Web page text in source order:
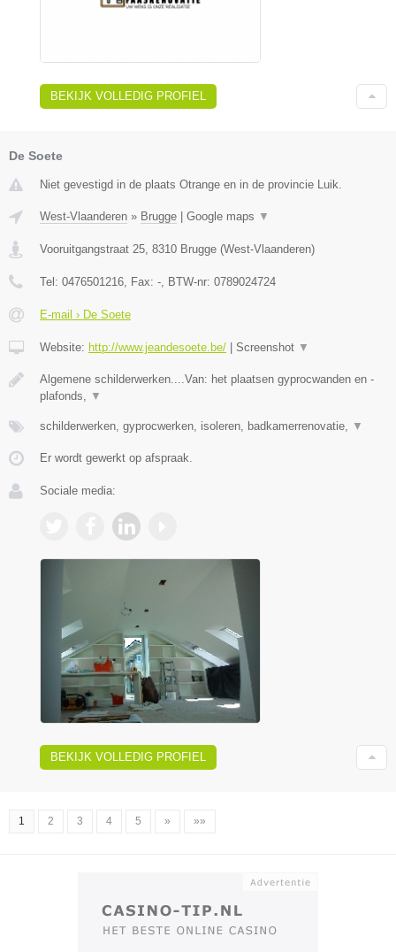
BEKIJK VOLLEDIG PROFIEL
De Soete
Niet gevestigd in de plaats Otrange en in de provincie Luik.
West-Vlaanderen » Brugge Google maps ▼
Vooruitgangstraat 25 8310 Brugge (West-Vlaanderen)
Tel: 0476501216 , Fax: - , BTW-nr: 0789024724
E-mail › De Soete
Website: http://www.jeandesoete.be/ Screenshot ▼
Algemene schilderwerken....Van: het plaatsen gyprocwanden en -
plafonds,
▼
schilderwerken, gyprocwerken, isoleren, badkamerrenovatie, ▼
Er wordt gewerkt op afspraak.
Sociale media:
BEKIJK VOLLEDIG PROFIEL
1 2 3 4 5 » »»